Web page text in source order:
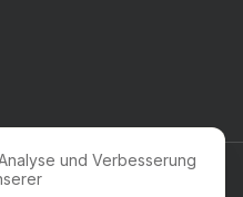
und Verbesserung